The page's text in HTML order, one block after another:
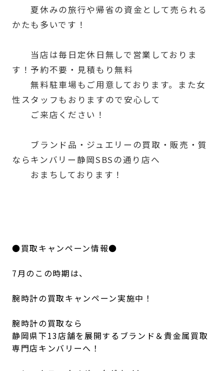
夏休みの旅行や帰省の資金として売られる
かたも多いです！
当店は毎日定休日無しで営業しておりま
す！予約不要・見積もり無料
無料駐車場もご用意しております。また女
性スタッフもおりますので安心して
ご来店ください！
ブランド品・ジュエリーの買取・販売・質
ならキンバリー静岡SBSの通り店へ
おまちしております！
●買取キャンペーン情報●
7月のこの時期は、
腕時計の買取キャンペーン実施中！
腕時計の買取なら
静岡県下13店舗を展開するブランド＆貴金属買取
専門店キンバリーへ！